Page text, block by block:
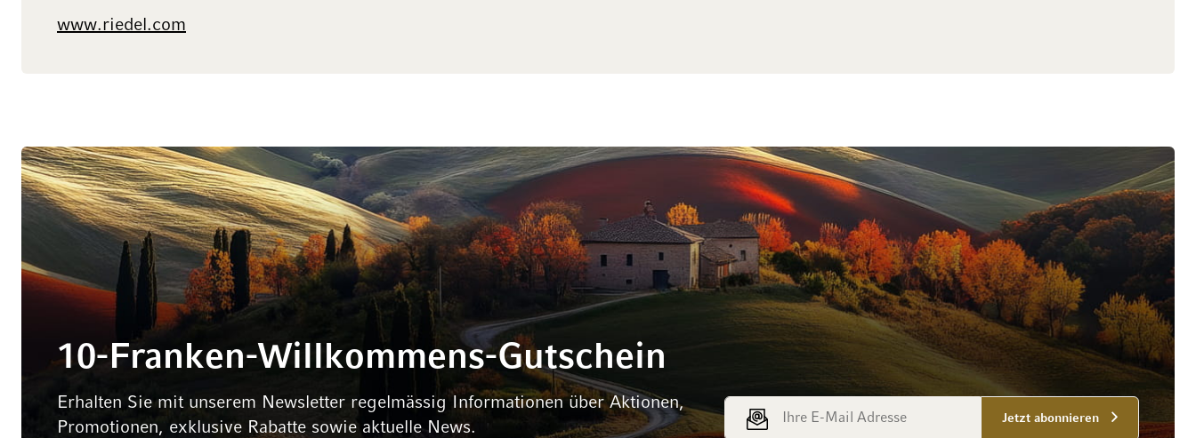
www.riedel.com
10-Franken-Willkommens-Gutschein
Erhalten Sie mit unserem Newsletter regelmässig Informationen über Aktionen,
Promotionen, exklusive Rabatte sowie aktuelle News.
E-Mail Adresse
Jetzt abonnieren